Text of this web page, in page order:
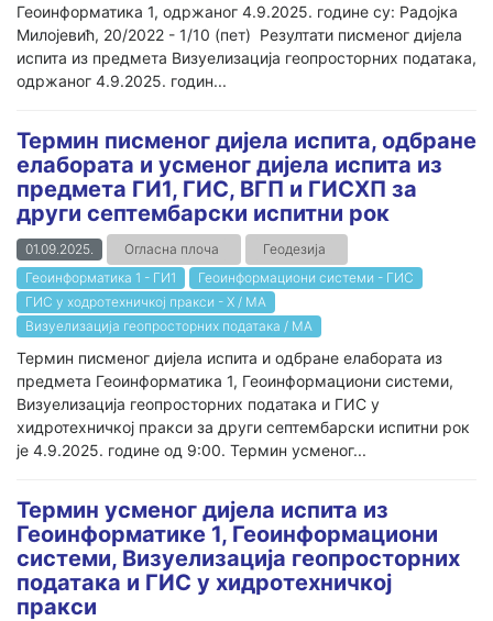
Геоинформатика 1, одржаног 4.9.2025. године су: Радојка
Милојевић, 20/2022 - 1/10 (пет) Резултати писменог дијела
испита из предмета Визуелизација геопросторних података,
одржаног 4.9.2025. годин...
Термин писменог дијела испита, одбране
елабората и усменог дијела испита из
предмета ГИ1, ГИС, ВГП и ГИСХП за
други септембарски испитни рок
01.09.2025. Огласна плоча
Геодезија
Геоинформатика 1 - ГИ1
Геоинформациони системи - ГИС
ГИС у ходротехничкој пракси - Х / МА
Визуелизација геопросторних података / МА
Термин писменог дијела испита и одбране елабората из
предмета Геоинформатика 1, Геоинформациони системи,
Визуелизација геопросторних података и ГИС у
хидротехничкој пракси за други септембарски испитни рок
је 4.9.2025. године од 9:00. Термин усменог...
Термин усменог дијела испита из
Геоинформатике 1, Геоинформациони
системи, Визуелизација геопросторних
података и ГИС у хидротехничкој
пракси